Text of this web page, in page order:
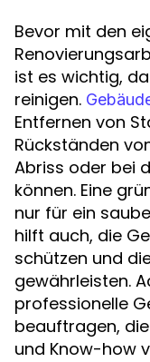
Bevor mit den
ist es wichtig,
reinigen.
Entfernen von
Rückständen
Abriss oder bei
können. Eine
nur für ein
hilft auch, die
schützen und
gewährleisten.
professionelle
beauftragen,
und Know-how